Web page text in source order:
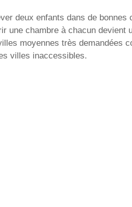
deux enfants dans de bonnes
une chambre à chacun devient
moyennes très demandées
villes inaccessibles.